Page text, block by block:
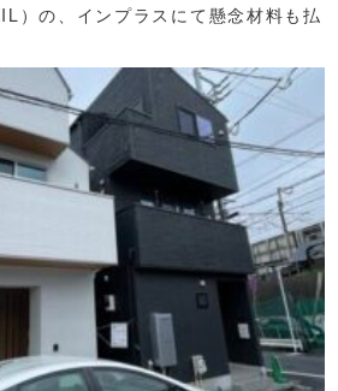
）の、インプラスにて懸念材料も払